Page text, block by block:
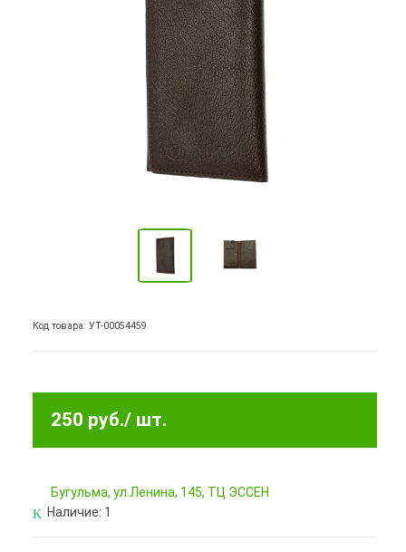
Код товара: УТ-00054459
250 руб./ шт.
Бугульма, ул.Ленина, 145, ТЦ ЭССЕН
Наличие: 1